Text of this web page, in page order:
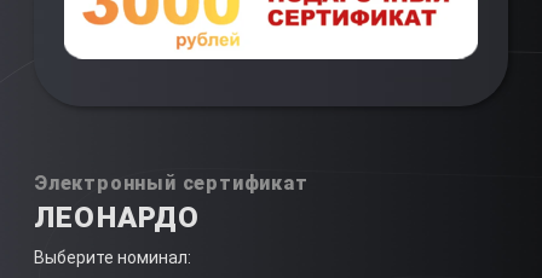
Электронный сертификат
ЛЕОНАРДО
Выберите номинал: